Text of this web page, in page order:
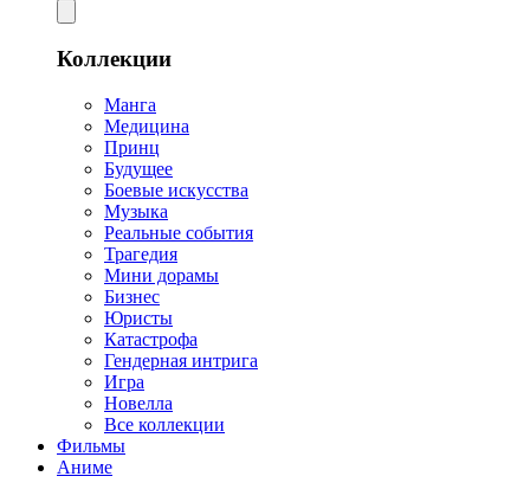
Коллекции
Манга
Медицина
Принц
Будущее
Боевые искусства
Музыка
Реальные события
Трагедия
Мини дорамы
Бизнес
Юристы
Катастрофа
Гендерная интрига
Игра
Новелла
Все коллекции
Фильмы
Аниме